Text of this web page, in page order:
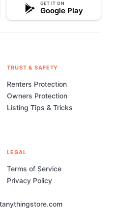
GET IT ON
Google Play
TRUST & SAFETY
Renters Protection
Owners Protection
Listing Tips & Tricks
LEGAL
Terms of Service
Privacy Policy